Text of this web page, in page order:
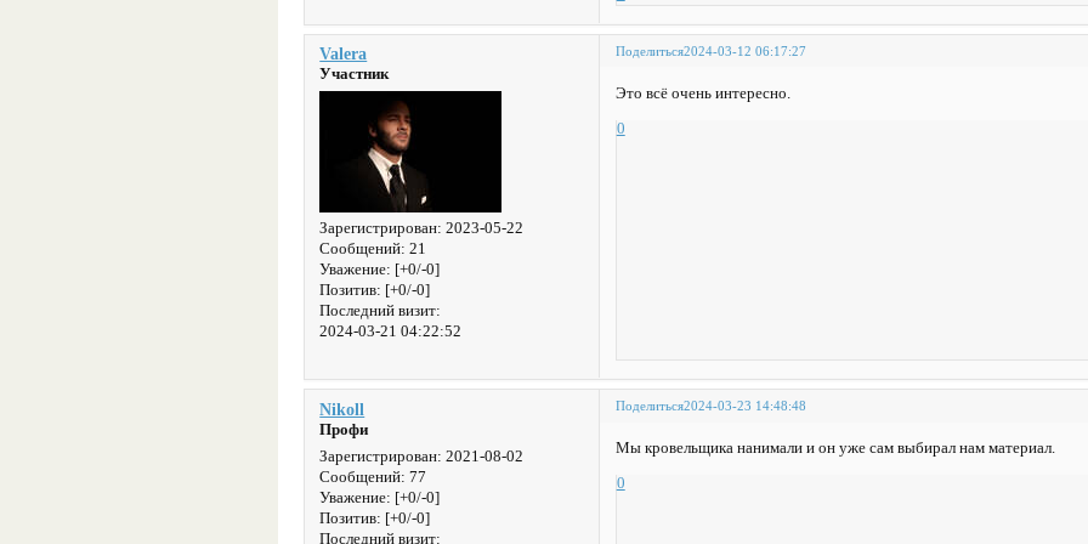
Поделиться2024-03-12 06:17:27
Valera
Участник
Зарегистрирован: 2023-05-22
Сообщений: 21
Уважение: [+0/-0]
Позитив: [+0/-0]
Последний визит:
2024-03-21 04:22:52
Это всё очень интересно.
0
Поделиться2024-03-23 14:48:48
Nikoll
Профи
Зарегистрирован: 2021-08-02
Сообщений: 77
Уважение: [+0/-0]
Позитив: [+0/-0]
Последний визит:
Мы кровельщика нанимали и он уже сам выбирал нам материал.
0